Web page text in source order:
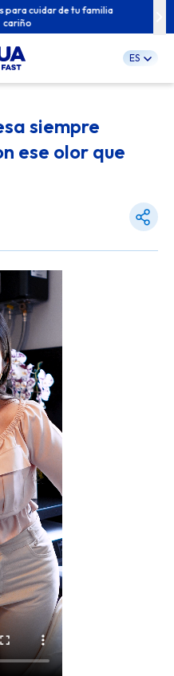
cuidar de tu familia con
ES
siempre
ese olor que